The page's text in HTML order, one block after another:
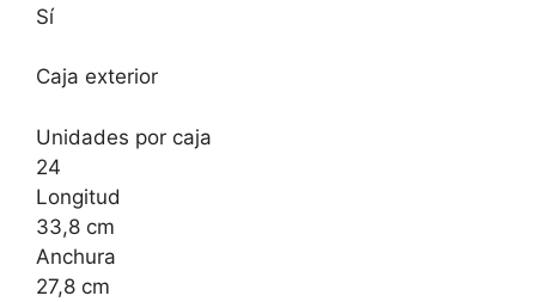
Sí
Caja exterior
Unidades por caja
24
Longitud
33,8 cm
Anchura
27,8 cm